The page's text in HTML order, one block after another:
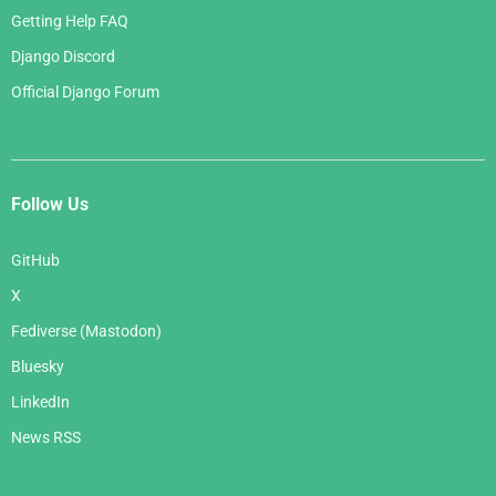
Getting Help FAQ
Django Discord
Official Django Forum
Follow Us
GitHub
X
Fediverse (Mastodon)
Bluesky
LinkedIn
News RSS